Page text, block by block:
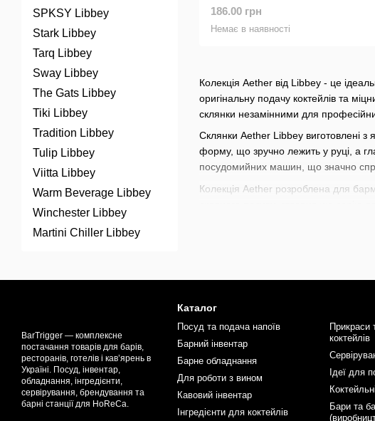
Колекція Aether від Libbey - це
оригінальну подачу коктейлів та
склянки незамінними для
Склянки Aether Libbey виготовлені з
форму, що зручно лежить у руці, а
посудомийних машин, що значно
Колекція Aether розроблена для
В нашому магазині доступний
коктейлів. Прокачуйте ваші
186.00 грн
Немає в наявності
SPKSY Libbey
Stark Libbey
Tarq Libbey
Sway Libbey
The Gats Libbey
Tiki Libbey
Tradition Libbey
Tulip Libbey
Viitta Libbey
Warm Beverage Libbey
Winchester Libbey
Martini Chiller Libbey
BarTrigger — комплексне
постачання товарів для барів,
ресторанів, готелів і кав’ярень в
Україні. Посуд, інвентар,
обладнання, інгредієнти,
сервірування, брендування та
барні станції для HoReCa.
Каталог
Посуд та подача напоїв
Барний інвентар
Барне обладнання
Для роботи з вином
Кавовий інвентар
Інгредієнти для коктейлів
Прикраси
коктейлів
Ідеї для
Бари та